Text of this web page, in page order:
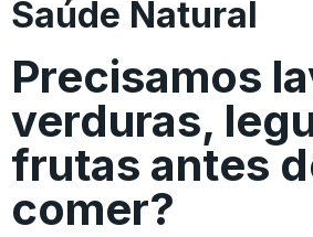
Saúde Natural
Precisamos
verduras,
frutas antes
comer?